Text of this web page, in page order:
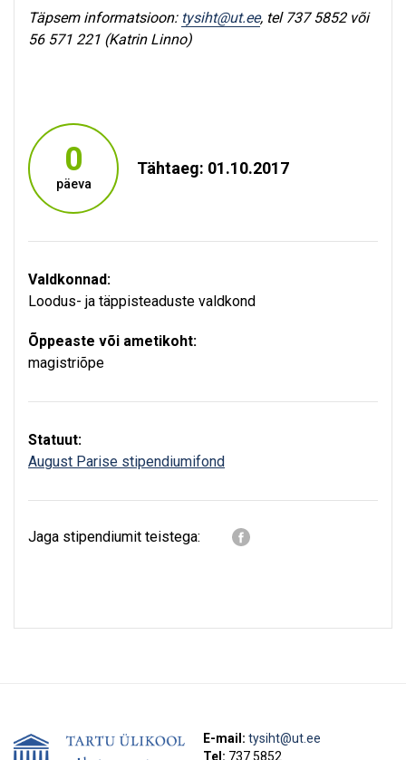
Täpsem informatsioon: tysiht@ut.ee, tel 737 5852 või
56 571 221 (Katrin Linno)
0
päeva
Tähtaeg: 01.10.2017
Valdkonnad:
Loodus- ja täppisteaduste valdkond
Õppeaste või ametikoht:
magistriõpe
Statuut:
August Parise stipendiumifond
Jaga stipendiumit teistega:
E-mail: tysiht@ut.ee
Tel: 737 5852